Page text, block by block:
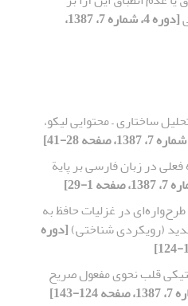
[دوره 4، شماره 7، 1387،
ساختاری – محتوایی لیکو،
در زبان فارسی بر پایة
در غزلیات حافظ به
(رویکردی شناختی)[دوره
قلب نحوی مفعول صریح